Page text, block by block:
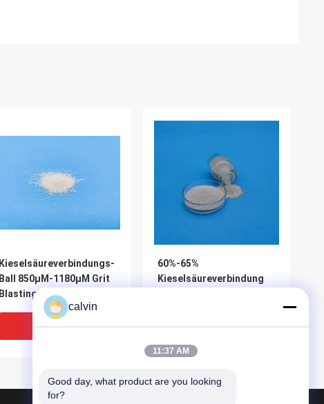
Kieselsäureverbindungs-
Ball 850μM-1180μM Grit
Blasting Media For
Laptop Shell des
Zirkonium-Z850
Bestpreis
60%-65%
Kieselsäureverbindung
starkerBestpreis
calvin
11:37 AM
Good day, what product are you looking
for?